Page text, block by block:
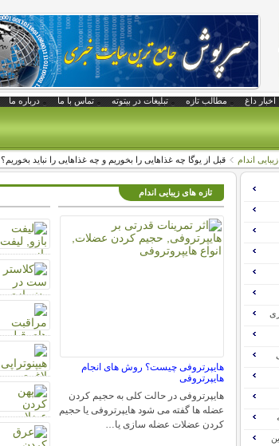
اخبار داغ مطالب تازه تبلیغات در بیتوته تماس با ما درباره ما
زیبایی اندام قبل از یوگا چه غذاهایی را بخوریم و چه غذاهایی را نباید بخوریم؟
تازه های زیبایی اندام
هایپرتروفی چیست؟ روش های انجام
هایپرتروفی
هایپرتروفی در حالت کلی به حجیم کردن
عضله ها گفته می شود هایپرتروفی یا حجیم
کردن عضلات عضله سازی یا…